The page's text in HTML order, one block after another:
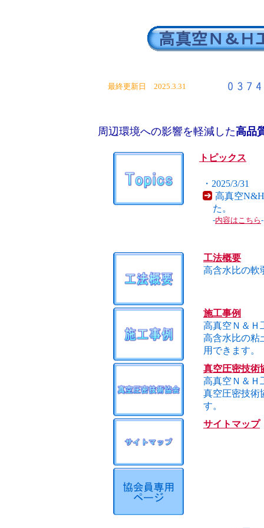
最終更新日 2025.3.31
周辺環境への影響を軽減した高品
トピックス
・2025/3/31
高真空
た。
-内容はこちら-
工法概要
高含水比の軟
施工事例
高真空Ｎ＆Ｈ
高含水比の粘
用できます。
真空圧密技術
高真空Ｎ＆Ｈ
真空圧密技術
す。
サイトマップ